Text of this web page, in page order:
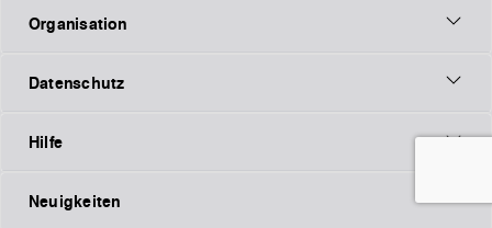
Organisation
Datenschutz
Hilfe
Neuigkeiten